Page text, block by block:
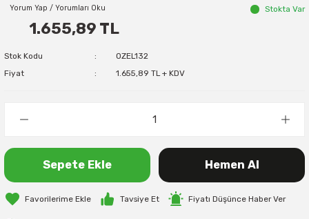
Yorum Yap / Yorumları Oku Stokta Var
1.655,89 TL
Stok Kodu
OZEL132
Fiyat
1.655,89 TL + KDV
Sepete Ekle Hemen Al
Tavsiye Et Fiyatı Düşünce Haber Ver